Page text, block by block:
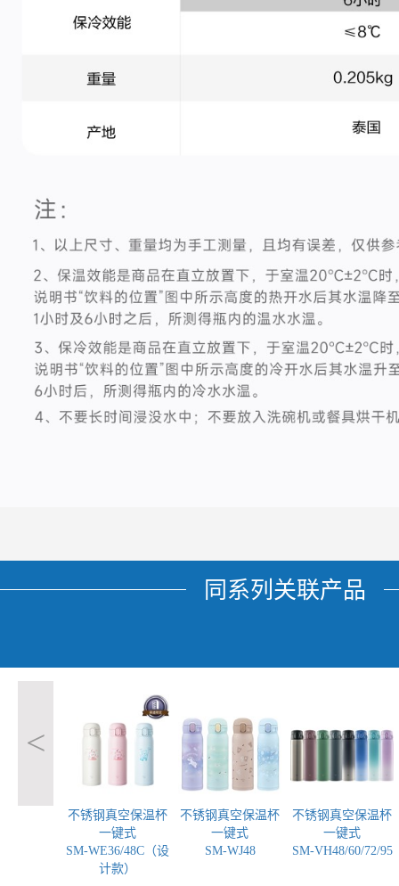
同系列关联产品
不锈钢真空保温杯
一键式
SM-WE36/48C（设
计款）
不锈钢真空保温杯
一键式
SM-WJ48
不锈钢真空保温杯
一键式
SM-VH48/60/72/95
<